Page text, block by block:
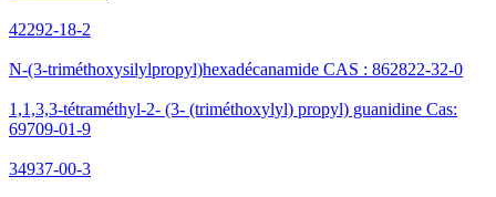
42292-18-2
N-(3-triméthoxysilylpropyl)hexadécanamide CAS : 862822-32-0
1,1,3,3-tétraméthyl-2- (3- (triméthoxylyl) propyl) guanidine Cas:
69709-01-9
34937-00-3